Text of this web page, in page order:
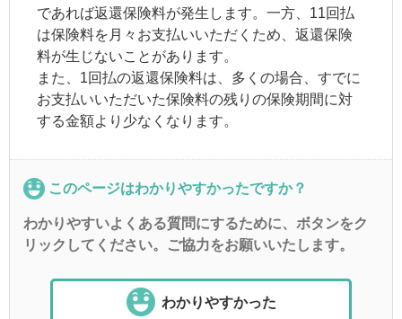
であれば返還保険料が発生します。一方、11回払
は保険料を月々お支払いいただくため、返還保険
料が生じないことがあります。
また、1回払の返還保険料は、多くの場合、すでに
お支払いいただいた保険料の残りの保険期間に対
する金額より少なくなります。
このページはわかりやすかったですか？
わかりやすいよくある質問にするために、ボタンをク
リックしてください。ご協力をお願いいたします。
わかりやすかった